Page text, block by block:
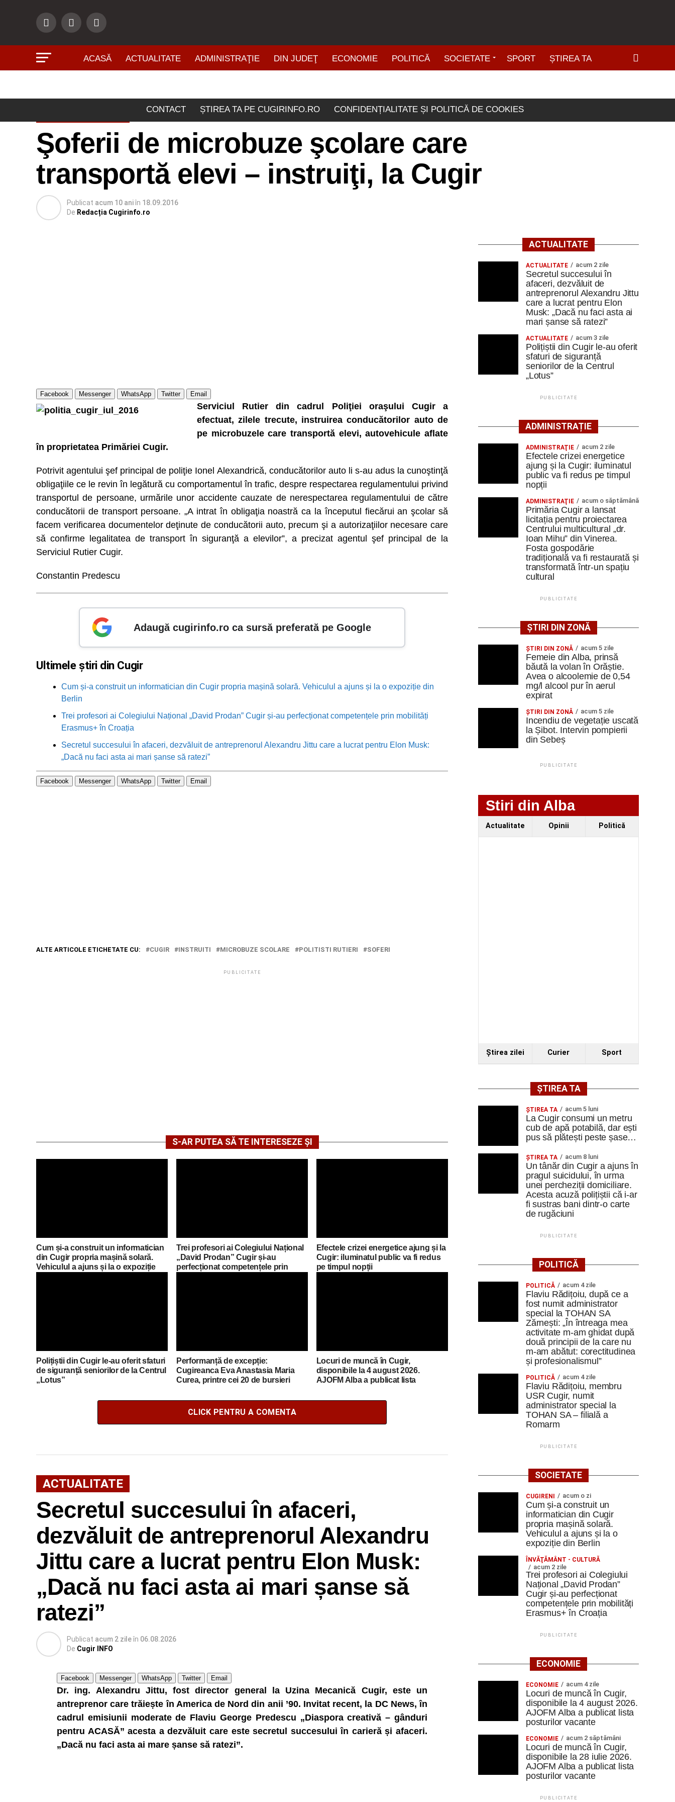
ACASĂ ACTUALITATE ADMINISTRAŢIE DIN JUDEŢ ECONOMIE POLITICĂ SOCIETATE SPORT ȘTIREA TA
CONTACT ȘTIREA TA PE CUGIRINFO.RO CONFIDENȚIALITATE ȘI POLITICĂ DE COOKIES
Şoferii de microbuze şcolare care
transportă elevi – instruiţi, la Cugir
Publicat acum 10 aniîn 18.09.2016
De Redacția Cugirinfo.ro
Facebook Messenger WhatsApp Twitter Email
Serviciul Rutier din cadrul Poliţiei oraşului Cugir a
efectuat, zilele trecute, instruirea conducătorilor auto de
pe microbuzele care transportă elevi, autovehicule aflate
în proprietatea Primăriei Cugir.
Potrivit agentului şef principal de poliţie Ionel Alexandrică, conducătorilor auto li s-au adus la cunoştinţă
obligaţiile ce le revin în legătură cu comportamentul în trafic, despre respectarea regulamentului privind
transportul de persoane, urmările unor accidente cauzate de nerespectarea regulamentului de către
conducătorii de transport persoane. „A intrat în obligaţia noastră ca la începutul fiecărui an şcolar să
facem verificarea documentelor deţinute de conducătorii auto, precum şi a autorizaţiilor necesare care
să confirme legalitatea de transport în siguranţă a elevilor”, a precizat agentul şef principal de la
Serviciul Rutier Cugir.
Constantin Predescu
Adaugă cugirinfo.ro ca sursă preferată pe Google
Ultimele știri din Cugir
Cum și-a construit un informatician din Cugir propria mașină solară. Vehiculul a ajuns și la o expoziție din
Berlin
Trei profesori ai Colegiului Național „David Prodan” Cugir și-au perfecționat competențele prin mobilități
Erasmus+ în Croația
Secretul succesului în afaceri, dezvăluit de antreprenorul Alexandru Jittu care a lucrat pentru Elon Musk:
„Dacă nu faci asta ai mari șanse să ratezi”
Facebook Messenger WhatsApp Twitter Email
ALTE ARTICOLE ETICHETATE CU: CUGIR INSTRUITI MICROBUZE SCOLARE POLITISTI RUTIERI SOFERI
PUBLICITATE
S-AR PUTEA SĂ TE INTERESEZE ȘI
Cum și-a construit un informatician
din Cugir propria mașină solară.
Vehiculul a ajuns și la o expoziție
Trei profesori ai Colegiului Național
„David Prodan” Cugir și-au
perfecționat competențele prin
Efectele crizei energetice ajung și la
Cugir: iluminatul public va fi redus
pe timpul nopții
Polițiștii din Cugir le-au oferit sfaturi
de siguranță seniorilor de la Centrul
„Lotus”
Performanță de excepție:
Cugireanca Eva Anastasia Maria
Curea, printre cei 20 de bursieri
Locuri de muncă în Cugir,
disponibile la 4 august 2026.
AJOFM Alba a publicat lista
CLICK PENTRU A COMENTA
ACTUALITATE
Secretul succesului în afaceri,
dezvăluit de antreprenorul Alexandru
Jittu care a lucrat pentru Elon Musk:
„Dacă nu faci asta ai mari șanse să
ratezi”
Publicat acum 2 zileîn 06.08.2026
De Cugir INFO
Facebook Messenger WhatsApp Twitter Email
Dr. ing. Alexandru Jittu, fost director general la Uzina Mecanică Cugir, este un
antreprenor care trăiește în America de Nord din anii ’90. Invitat recent, la DC News, în
cadrul emisiunii moderate de Flaviu George Predescu „Diaspora creativă – gânduri
pentru ACASĂ” acesta a dezvăluit care este secretul succesului în carieră și afaceri.
„Dacă nu faci asta ai mare șanse să ratezi”.
ACTUALITATE
ACTUALITATE acum 2 zile
Secretul succesului în
afaceri, dezvăluit de
antreprenorul Alexandru Jittu
care a lucrat pentru Elon
Musk: „Dacă nu faci asta ai
mari șanse să ratezi”
ACTUALITATE acum 3 zile
Polițiștii din Cugir le-au oferit
sfaturi de siguranță
seniorilor de la Centrul
„Lotus”
PUBLICITATE
ADMINISTRAȚIE
ADMINISTRAŢIE acum 2 zile
Efectele crizei energetice
ajung și la Cugir: iluminatul
public va fi redus pe timpul
nopții
ADMINISTRAŢIE acum o săptămână
Primăria Cugir a lansat
licitația pentru proiectarea
Centrului multicultural „dr.
Ioan Mihu” din Vinerea.
Fosta gospodărie
tradițională va fi restaurată și
transformată într-un spațiu
cultural
PUBLICITATE
ȘTIRI DIN ZONĂ
ŞTIRI DIN ZONĂ acum 5 zile
Femeie din Alba, prinsă
băută la volan în Orăștie.
Avea o alcoolemie de 0,54
mg/l alcool pur în aerul
expirat
ŞTIRI DIN ZONĂ acum 5 zile
Incendiu de vegetație uscată
la Șibot. Intervin pompierii
din Sebeș
PUBLICITATE
Stiri din Alba
Actualitate Opinii Politică
Ştirea zilei Curier Sport
ȘTIREA TA
ȘTIREA TA acum 5 luni
La Cugir consumi un metru
cub de apă potabilă, dar ești
pus să plătești peste șase…
ȘTIREA TA acum 8 luni
Un tânăr din Cugir a ajuns în
pragul suicidului, în urma
unei percheziții domiciliare.
Acesta acuză polițiștii că i-ar
fi sustras bani dintr-o carte
de rugăciuni
PUBLICITATE
POLITICĂ
POLITICĂ acum 4 zile
Flaviu Rădițoiu, după ce a
fost numit administrator
special la TOHAN SA
Zărnești: „În întreaga mea
activitate m-am ghidat după
două principii de la care nu
m-am abătut: corectitudinea
și profesionalismul”
POLITICĂ acum 4 zile
Flaviu Rădițoiu, membru
USR Cugir, numit
administrator special la
TOHAN SA – filială a
Romarm
PUBLICITATE
SOCIETATE
CUGIRENI acum o zi
Cum și-a construit un
informatician din Cugir
propria mașină solară.
Vehiculul a ajuns și la o
expoziție din Berlin
ÎNVĂŢĂMÂNT - CULTURĂ
acum 2 zile
Trei profesori ai Colegiului
Național „David Prodan”
Cugir și-au perfecționat
competențele prin mobilități
Erasmus+ în Croația
PUBLICITATE
ECONOMIE
ECONOMIE acum 4 zile
Locuri de muncă în Cugir,
disponibile la 4 august 2026.
AJOFM Alba a publicat lista
posturilor vacante
ECONOMIE acum 2 săptămâni
Locuri de muncă în Cugir,
disponibile la 28 iulie 2026.
AJOFM Alba a publicat lista
posturilor vacante
PUBLICITATE